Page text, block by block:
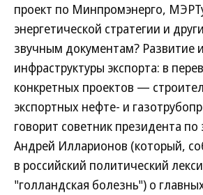
проект по Минпромэнерго,
энергетической стратегии и
звучным документам? Развитие
инфраструктуры экспорта: в
конкретных проектов —
экспортных нефте- и
говорит советник президента по
Андрей Илларионов (который,
в российский политический
"голландская болезнь") о